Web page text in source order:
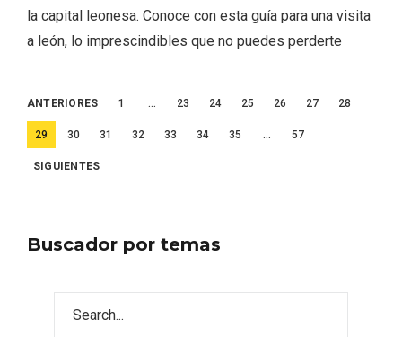
la capital leonesa. Conoce con esta guía para una visita
a león, lo imprescindibles que no puedes perderte
Paginación
de
entradas
ANTERIORES 1 … 23 24 25 26 27 28
29 30 31 32 33 34 35 … 57
SIGUIENTES
Buscador por temas
en 2026